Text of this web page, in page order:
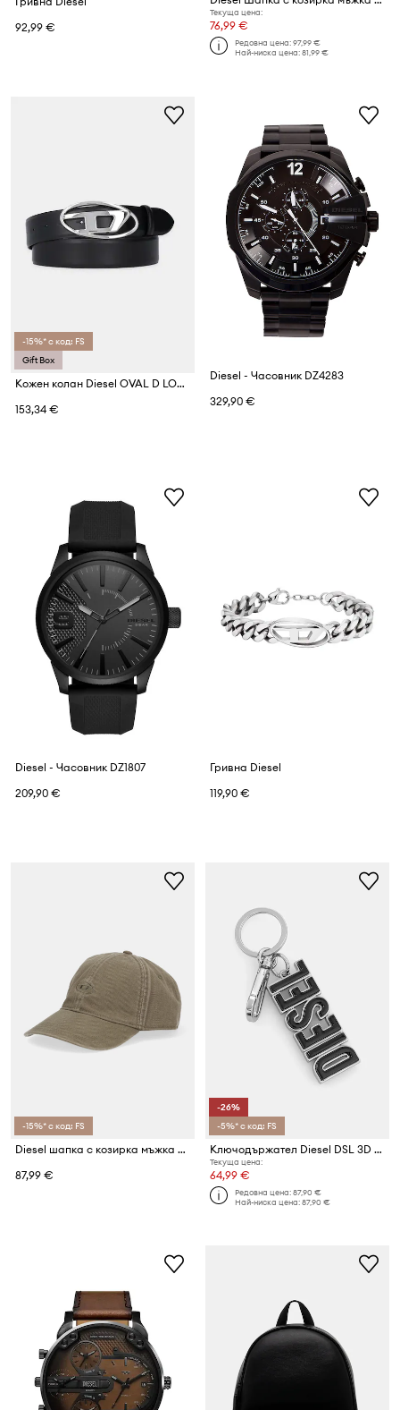
92,99 €
Текуща цена:
76,99 €
Редовна цена:97,99 €
Най-ниска цена:81,99 €
-15%* с код: FS
Gift Box
Кожен колан Diesel OVAL D LOGO B-1DR
153,34 €
Diesel - Часовник DZ4283
329,90 €
Diesel - Часовник DZ1807
209,90 €
Гривна Diesel
119,90 €
-15%* с код: FS
Diesel шапка с козирка мъжка от памук C-RUN-WASH
87,99 €
-26%
-5%* с код: FS
Ключодържател Diesel DSL 3D DSL 3D KEY RING
Текуща цена:
64,99 €
Редовна цена:87,90 €
Най-ниска цена:87,90 €